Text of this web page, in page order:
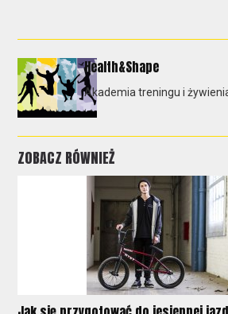
Health&Shape
Akademia treningu i
ZOBACZ RÓWNIEŻ